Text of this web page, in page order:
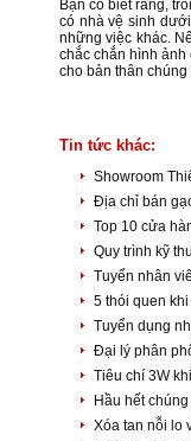
Bạn có biết rằng,
có nhà vệ sinh
những việc khác.
chắc chắn hình
cho bản thân
Tin tức khác:
Showroom
Địa chỉ bán
Top 10 cửa
Quy trình kỹ
Tuyển nhân
5 thói quen
Tuyển dụng
Đại lý phân
Tiêu chí 3W
Hầu hết
Xóa tan nỗi lo